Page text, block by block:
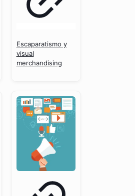
Escaparatismo y
visual
merchandising